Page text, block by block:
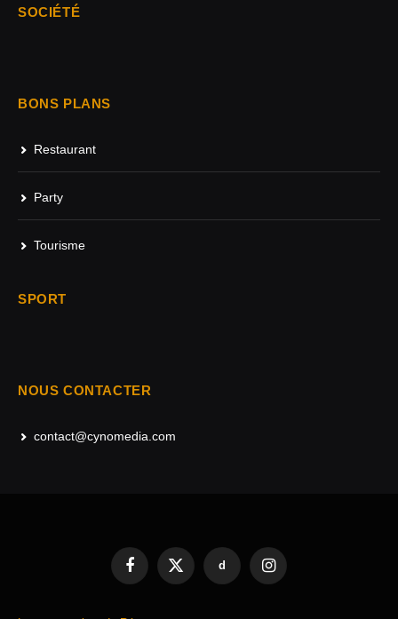
SOCIÉTÉ
BONS PLANS
Restaurant
Party
Tourisme
SPORT
NOUS CONTACTER
contact@cynomedia.com
FacebookX
d
Instagram